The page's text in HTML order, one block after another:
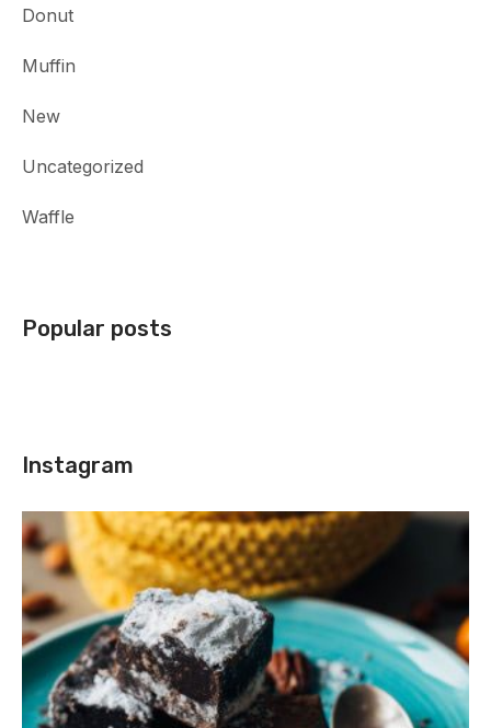
Donut
Muffin
New
Uncategorized
Waffle
Popular posts
Instagram